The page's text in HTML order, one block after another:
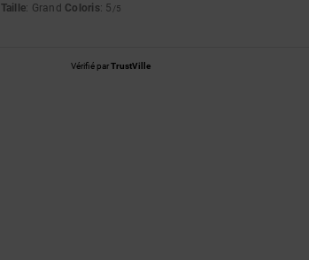
Taille: Grand Coloris: 5 /5
Vérifié parTrustVille